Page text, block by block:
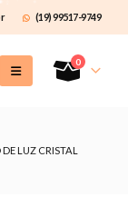
(19) 99517-9749
0
LUZ CRISTAL